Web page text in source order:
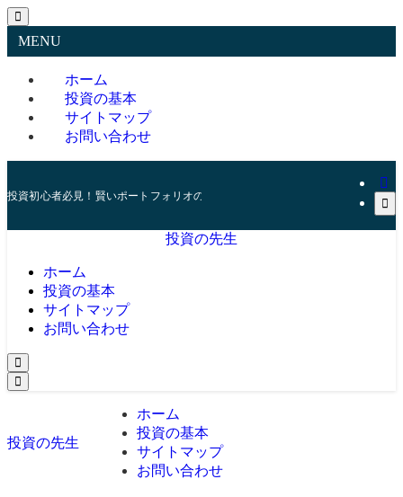
MENU
ホーム
投資の基本
サイトマップ
お問い合わせ
投資初心者必見！賢いポートフォリオの組み方とリスク管理の秘訣
投資の先生
ホーム
投資の基本
サイトマップ
お問い合わせ
投資の先生
ホーム
投資の基本
サイトマップ
お問い合わせ